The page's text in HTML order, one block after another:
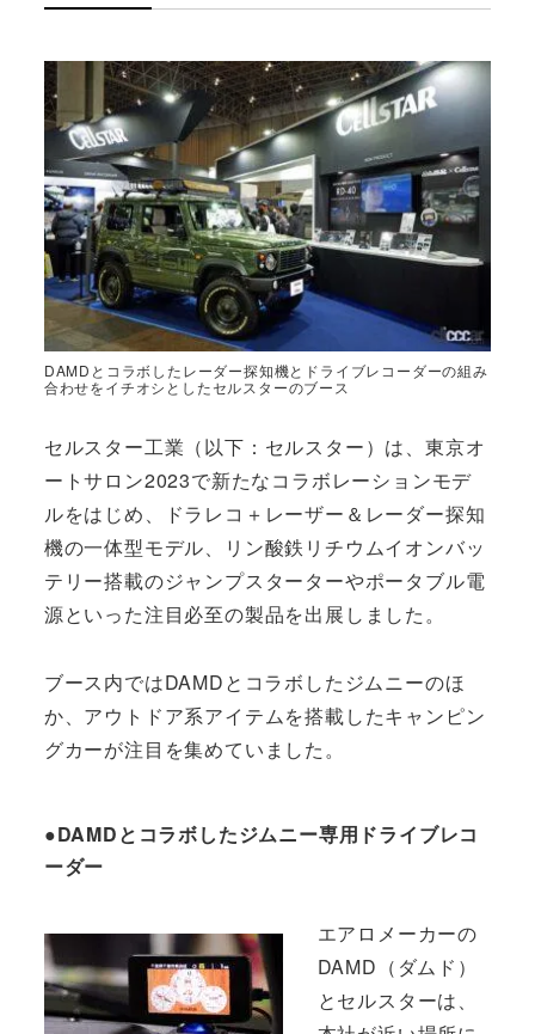
DAMDとコラボしたレーダー探知機とドライブレコーダーの組み
合わせをイチオシとしたセルスターのブース
セルスター工業（以下：セルスター）は、東京オ
ートサロン2023で新たなコラボレーションモデ
ルをはじめ、ドラレコ＋レーザー＆レーダー探知
機の一体型モデル、リン酸鉄リチウムイオンバッ
テリー搭載のジャンプスターターやポータブル電
源といった注目必至の製品を出展しました。
ブース内ではDAMDとコラボしたジムニーのほ
か、アウトドア系アイテムを搭載したキャンピン
グカーが注目を集めていました。
●DAMDとコラボしたジムニー専用ドライブレコ
ーダー
エアロメーカーの
DAMD（ダムド）
とセルスターは、